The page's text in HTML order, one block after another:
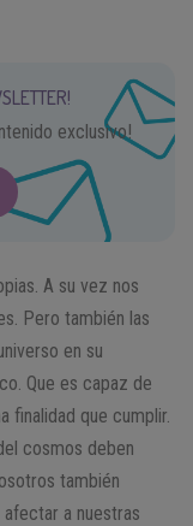
exclusivo!
A su vez nos
Pero también las
en su
Que es capaz de
finalidad que cumplir.
cosmos deben
también
a nuestras